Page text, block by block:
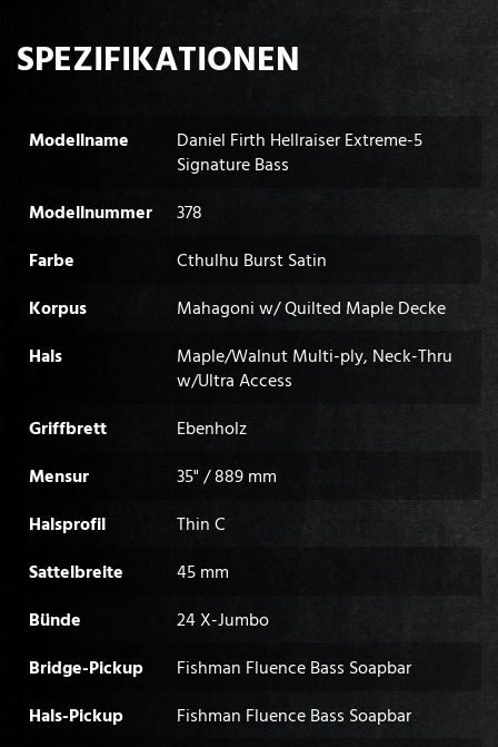
SPEZIFIKATIONEN
Modellname
Daniel Firth Hellraiser Extreme-5
Signature Bass
Modellnummer
378
Farbe
Cthulhu Burst Satin
Korpus
Mahagoni w/ Quilted Maple Decke
Hals
Maple/Walnut Multi-ply, Neck-Thru
w/Ultra Access
Griffbrett
Ebenholz
Mensur
35" / 889 mm
Halsprofil
Thin C
Sattelbreite
45 mm
Bünde
24 X-Jumbo
Bridge-Pickup
Fishman Fluence Bass Soapbar
Hals-Pickup
Fishman Fluence Bass Soapbar